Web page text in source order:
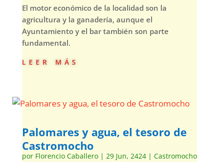
El motor económico de la localidad son la
agricultura y la ganadería, aunque el
Ayuntamiento y el bar también son parte
fundamental.
leer más
Palomares y agua, el tesoro de
Castromocho
por Florencio Caballero| 29 Jun, 2424| Castromocho